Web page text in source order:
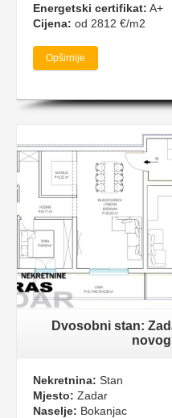
Energetski certifikat: A+
Cijena: od 2812 €/m2
Opširnije
Dvosobni stan:
Nekretnina: Stan
Mjesto: Zadar
Naselje: Bokanjac